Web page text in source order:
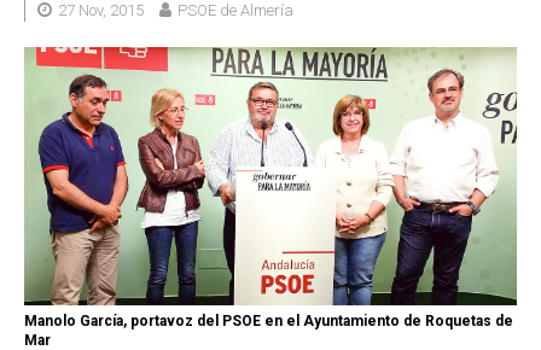
27 Nov, 2015 PSOE de Almería
Manolo García, portavoz del PSOE en el Ayuntamiento de Roquetas de
Mar